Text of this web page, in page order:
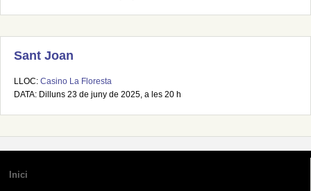
Sant Joan
LLOC: Casino La Floresta
DATA: Dilluns 23 de juny de 2025, a les 20 h
Inici